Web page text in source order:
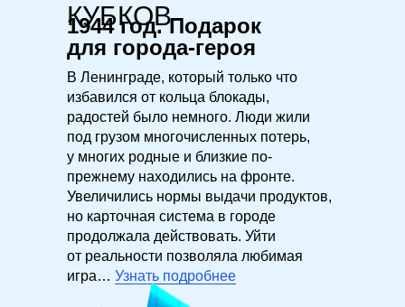
Глава 3.
КУБКОВ
1944 год. Подарок
для города-героя
В Ленинграде, который только что
избавился от кольца блокады,
радостей было немного. Люди жили
под грузом многочисленных потерь,
у многих родные и близкие по-
прежнему находились на фронте.
Увеличились нормы выдачи продуктов,
но карточная система в городе
продолжала действовать. Уйти
от реальности позволяла любимая
игра… Узнать подробнее